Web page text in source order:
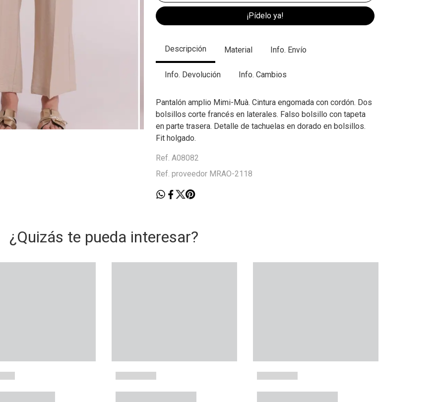
¡Pídelo ya!
Descripción Material Info. Envío
Info. Devolución Info. Cambios
Pantalón amplio Mimi-Muà. Cintura engomada con cordón. Dos
bolsillos corte francés en laterales. Falso bolsillo con tapeta
en parte trasera. Detalle de tachuelas en dorado en bolsillos.
Fit holgado.
Ref. A08082
Ref. proveedor MRAO-2118
¿Quizás te pueda interesar?